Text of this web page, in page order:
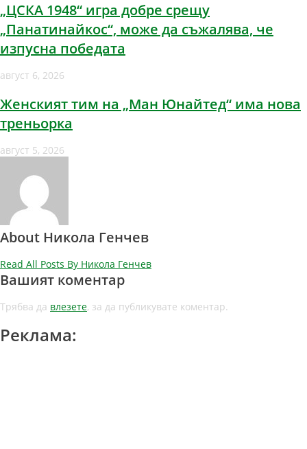
„ЦСКА 1948“ игра добре срещу
„Панатинайкос“, може да съжалява, че
изпусна победата
август 6, 2026
Женският тим на „Ман Юнайтед“ има нова
треньорка
август 5, 2026
About Никола Генчев
Read All Posts By Никола Генчев
Вашият коментар
Трябва да влезете, за да публикувате коментар.
Реклама: